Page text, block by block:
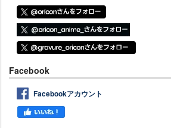
Facebook
Facebookアカウント